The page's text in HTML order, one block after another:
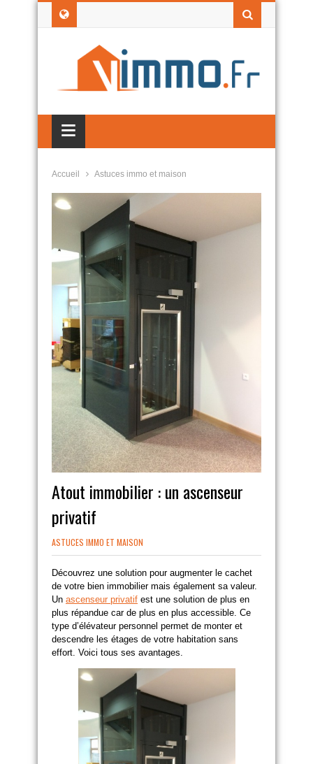
≡
Accueil Astuces immo et maison
Atout immobilier : un ascenseur
privatif
ASTUCES IMMO ET MAISON
Découvrez une solution pour augmenter le cachet
de votre bien immobilier mais également sa valeur.
Un ascenseur privatif est une solution de plus en
plus répandue car de plus en plus accessible. Ce
type d’élévateur personnel permet de monter et
descendre les étages de votre habitation sans
effort. Voici tous ses avantages.